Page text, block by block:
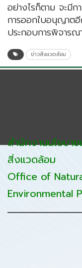
อย่างไรก็ตาม จะมีก
การออกใบอนุญาตอี
ประกอบการพิจารณ
ข่าวสิ่งแวดล้อม
สำนักงานนโยบา
สิ่งแวดล้อม
Office of
Environmental